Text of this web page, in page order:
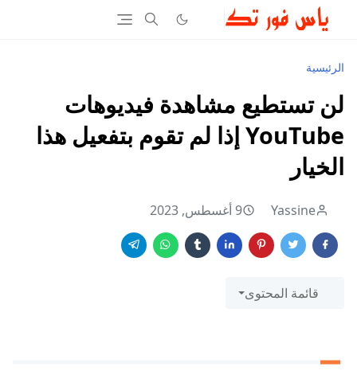
الرئيسية
لن تستطيع مشاهدة فيديوهات
YouTube إذا لم تقوم بتفعيل هذا
الخيار
Yassine 9 أغسطس, 2023
قائمة المحتوى